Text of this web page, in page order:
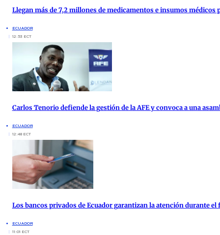
Llegan más de 7,2 millones de medicamentos e insumos médicos
ECUADOR
12:53 ECT
Carlos Tenorio defiende la gestión de la AFE y convoca a una
ECUADOR
12:48 ECT
Los bancos privados de Ecuador garantizan la atención durante el
ECUADOR
11:01 ECT